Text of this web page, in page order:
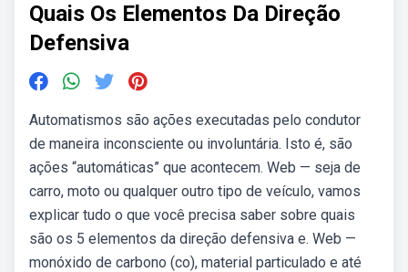
Quais Os Elementos Da Direção
Defensiva
Automatismos são ações executadas pelo condutor
de maneira inconsciente ou involuntária. Isto é, são
ações “automáticas” que acontecem. Web — seja de
carro, moto ou qualquer outro tipo de veículo, vamos
explicar tudo o que você precisa saber sobre quais
são os 5 elementos da direção defensiva e. Web —
monóxido de carbono (co), material particulado e até